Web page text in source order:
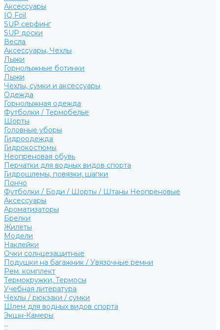
Аксессуары
IQ Foil
SUP серфинг
SUP доски
Весла
Аксессуары, Чехлы
Лыжи
Горнолыжные ботинки
Лыжи
Чехлы, сумки и аксессуары
Одежда
Горнолыжная одежда
Футболки / Термобелье
Шорты
Головные уборы
Гидроодежда
Гидрокостюмы
Неопреновая обувь
Перчатки для водных видов спорта
Гидрошлемы, повязки, шапки
Пончо
Футболки / Боди / Шорты / Штаны Неопреновые
Аксессуары
Ароматизаторы
Брелки
Жилеты
Модели
Наклейки
Очки солнцезащитные
Подушки на багажник / Увязочные ремни
Рем. комплект
Термокружки, Термосы
Учебная литература
Чехлы / рюкзаки / сумки
Шлем для водных видов спорта
Экшн-Камеры
...